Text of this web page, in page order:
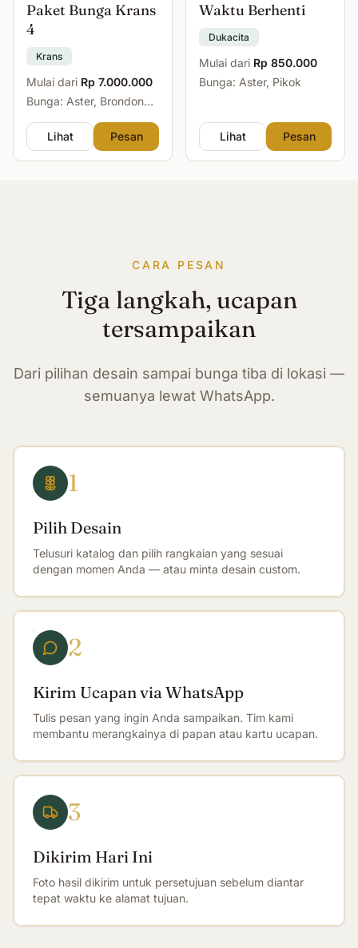
Paket Bunga Krans
4
Krans
Mulai dari Rp 7.000.000
Bunga: Aster, Brondong,
Lihat
Pesan
Waktu Berhenti
Dukacita
Mulai dari Rp 850.000
Bunga: Aster, Pikok
Lihat Pesan
CARA PESAN
Tiga langkah, ucapan
tersampaikan
Dari pilihan desain sampai bunga tiba di lokasi —
semuanya lewat WhatsApp.
1
Pilih Desain
Telusuri katalog dan pilih rangkaian yang sesuai
dengan momen Anda — atau minta desain custom.
2
Kirim Ucapan via WhatsApp
Tulis pesan yang ingin Anda sampaikan. Tim kami
membantu merangkainya di papan atau kartu ucapan.
3
Dikirim Hari Ini
Foto hasil dikirim untuk persetujuan sebelum diantar
tepat waktu ke alamat tujuan.